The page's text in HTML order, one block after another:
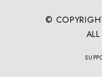
©